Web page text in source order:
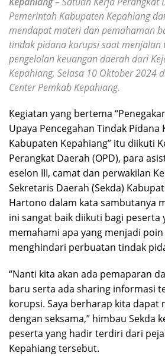
Pemerintah Kabupaten Kepahiang
mendapat materi dan pemahaman
tindak pidana korupsi saat menjalan
pengelolan keuangan daerah dari
Kepahiang, Selasa 10 Oktober 2024
Center Pemkab Kepahiang.
Kegiatan yang bertema
Upaya Pencegahan Tindak Pidana
Kabupaten Kepahiang” itu diikuti
Perangkat Daerah (OPD), para
eselon III, camat dan perwakilan
Sekretaris Daerah (Sekda)
Hartono dalam kata sambutanya
ini sangat baik diikuti bagi peserta
memahami apa yang menjadi
menghindari perbuatan tindak
“Nanti kita akan ada pemaparan
baru serta ada sharing informasi
korupsi. Saya berharap kita dapat
dengan seksama,” himbau Sekda
peserta yang hadir terdiri dari
Kepahiang tersebut.